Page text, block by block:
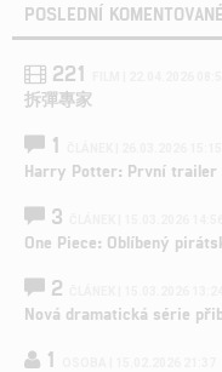
POSLEDNÍ KOMENTOVANÉ
221
拆彈專家
1
Harry Potter: První trailer
3
One Piece: Oblíbený
2
Nová dramatická série
1